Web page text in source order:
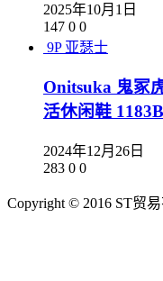
2025年10月1日
147 0 0
9P 亚瑟士
Onitsuka 鬼冢
活休闲鞋
2024年12月26日
283 0 0
Copyright © 2016 ST贸